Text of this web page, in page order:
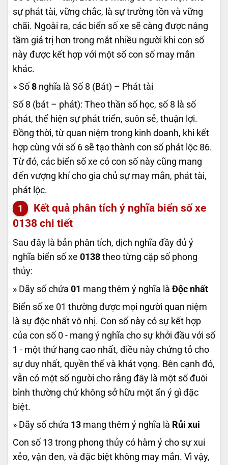
sự phát tài, vững chắc, là sự trường tồn và vững
chãi. Ngoài ra, các biển số xe sẽ càng được nâng
tầm giá trị hơn trong mắt nhiều người khi con số
này được kết hợp với một số con số may mắn
khác.
» Số 8 nghĩa là Số 8 (Bát) – Phát tài
Số 8 (bát – phát): Theo thần số học, số 8 là số
phát, thể hiện sự phát triển, suôn sẻ, thuận lợi.
Đồng thời, từ quan niệm trong kinh doanh, khi kết
hợp cùng với số 6 sẽ tạo thành con số phát lộc 86.
Từ đó, các biển số xe có con số này cũng mang
đến vượng khí cho gia chủ sự may mắn, phát tài,
phát lộc.
Kết quả phân tích ý nghĩa biển số xe
0138 chi tiết
Sau đây là bản phân tích, dịch nghĩa đầy đủ ý
nghĩa biển số xe 0138 theo từng cặp số phong
thủy:
» Dãy số chứa 01 mang thêm ý nghĩa là Độc nhất
Biển số xe 01 thường được mọi người quan niệm
là sự độc nhất vô nhị. Con số này có sự kết hợp
của con số 0 - mang ý nghĩa cho sự khởi đầu với số
1 - một thứ hạng cao nhất, điều này chứng tỏ cho
sự duy nhất, quyền thế và khát vọng. Bên cạnh đó,
vẫn có một số người cho rằng đây là một số đuôi
bình thường chứ không sở hữu một ẩn ý gì đặc
biệt.
» Dãy số chứa 13 mang thêm ý nghĩa là Rủi xui
Con số 13 trong phong thủy có hàm ý cho sự xui
xẻo, vận đen, và đặc biệt không may mắn. Vì vậy,